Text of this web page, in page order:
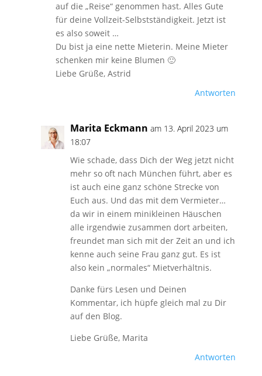
auf die „Reise“ genommen hast. Alles Gute
für deine Vollzeit-Selbstständigkeit. Jetzt ist
es also soweit …
Du bist ja eine nette Mieterin. Meine Mieter
schenken mir keine Blumen 🙂
Liebe Grüße, Astrid
Antworten
Marita Eckmann am 13. April 2023 um
18:07
Wie schade, dass Dich der Weg jetzt nicht
mehr so oft nach München führt, aber es
ist auch eine ganz schöne Strecke von
Euch aus. Und das mit dem Vermieter…
da wir in einem minikleinen Häuschen
alle irgendwie zusammen dort arbeiten,
freundet man sich mit der Zeit an und ich
kenne auch seine Frau ganz gut. Es ist
also kein „normales“ Mietverhältnis.
Danke fürs Lesen und Deinen
Kommentar, ich hüpfe gleich mal zu Dir
auf den Blog.
Liebe Grüße, Marita
Antworten